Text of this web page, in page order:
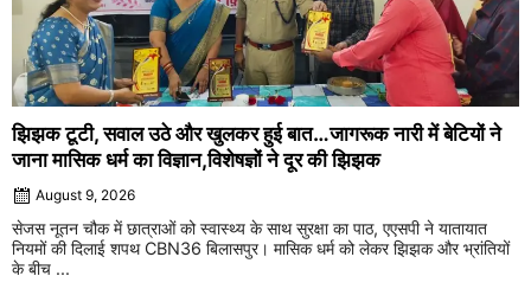
झिझक टूटी, सवाल उठे और खुलकर हुई बात…जागरूक नारी में बेटियों ने
जाना मासिक धर्म का विज्ञान,विशेषज्ञों ने दूर की झिझक
August 9, 2026
सेजस नूतन चौक में छात्राओं को स्वास्थ्य के साथ सुरक्षा का पाठ, एएसपी ने यातायात
नियमों की दिलाई शपथ CBN36 बिलासपुर। मासिक धर्म को लेकर झिझक और भ्रांतियों
के बीच ...